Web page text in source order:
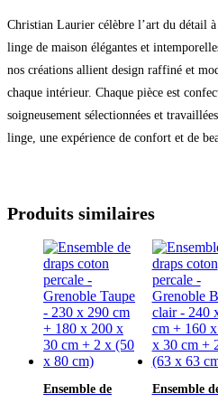
Christian Laurier célèbre l’art du détail
linge de maison élégantes et
nos créations allient design raffiné et
chaque intérieur. Chaque pièce est
soigneusement sélectionnées et
linge, une expérience de confort et de
Produits similaires
Ensemble de
Ensemble